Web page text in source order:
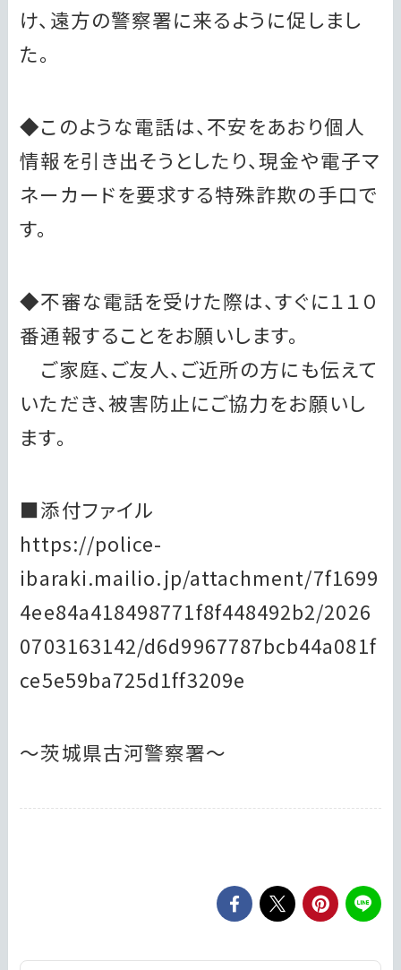
け、遠方の警察署に来るように促しまし
た。
◆このような電話は、不安をあおり個人
情報を引き出そうとしたり、現金や電子マ
ネーカードを要求する特殊詐欺の手口で
す。
◆不審な電話を受けた際は、すぐに１１０
番通報することをお願いします。
ご家庭、ご友人、ご近所の方にも伝えて
いただき、被害防止にご協力をお願いし
ます。
■添付ファイル
https://police-
ibaraki.mailio.jp/attachment/7f1699
4ee84a418498771f8f448492b2/2026
0703163142/d6d9967787bcb44a081f
ce5e59ba725d1ff3209e
～茨城県古河警察署～